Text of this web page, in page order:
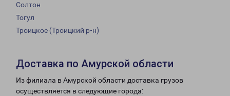
Солтон
Тогул
Троицкое (Троицкий р-н)
Доставка по Амурской области
Из филиала в Амурской области доставка грузов
осуществляется в следующие города: